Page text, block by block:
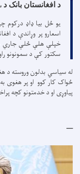
د افغانستان بانک د
یو ځل بیا ډاډ درکوم
اسعارو پر وړاندې د
خپلې هلې ځلې جاري
سکتور کې د سمونونو
له سیاسي بدلون وروسته د
ځواک کار کوو او پر هغوی به
پیاوړی او د خدمتونو کچه